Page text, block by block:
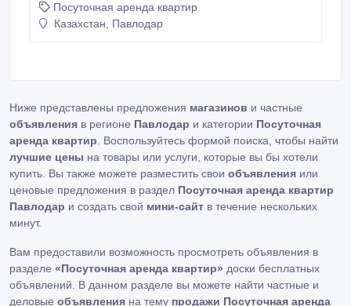
Посуточная аренда квартир
Казахстан, Павлодар
Ниже представлены предложения магазинов и частные
объявления в регионе Павлодар и категории Посуточная
аренда квартир. Воспользуйтесь формой поиска, чтобы найти
лучшие цены на товары или услуги, которые вы бы хотели
купить. Вы также можете разместить свои объявления или
ценовые предложения в раздел Посуточная аренда квартир
Павлодар и создать свой мини-сайт в течение нескольких
минут.
Вам предоставили возможность просмотреть объявления в
разделе «Посуточная аренда квартир» доски бесплатных
объявлений. В данном разделе вы можете найти частные и
деловые объявления на тему продажи Посуточная аренда